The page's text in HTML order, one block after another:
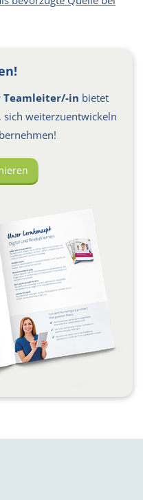
Teamleiter/-in bietet
weiterzuentwickeln